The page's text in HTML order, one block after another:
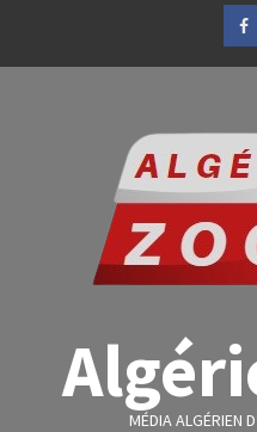
MÉDIA ALGÉRIEN